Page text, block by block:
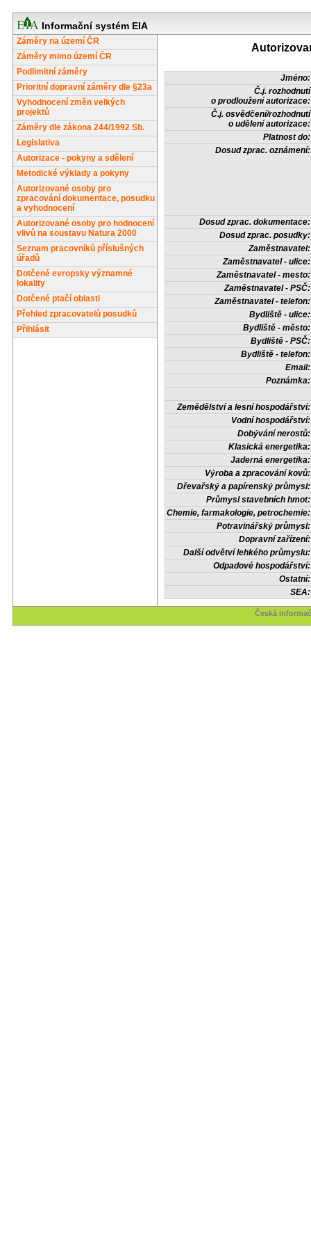
Informační systém EIA
Záměry na území ČR
Záměry mimo území ČR
Podlimitní záměry
Prioritní dopravní záměry dle §23a
Vyhodnocení změn velkých
projektů
Záměry dle zákona 244/1992 Sb.
Legislativa
Autorizace - pokyny a sdělení
Metodické výklady a pokyny
Autorizované osoby pro
zpracování dokumentace, posudku
a vyhodnocení
Autorizované osoby pro hodnocení
vlivů na soustavu Natura 2000
Seznam pracovníků příslušných
úřadů
Dotčené evropsky významné
lokality
Dotčené ptačí oblasti
Přehled zpracovatelů posudků
Přihlásit
Jméno:
Č.j. rozhodnutí
o prodloužení autorizace:
Č.j. osvědčení/rozhodnutí
o udělení autorizace:
Platnost do:
Dosud zprac. oznámení:
Dosud zprac. dokumentace:
Dosud zprac. posudky:
Zaměstnavatel:
Zaměstnavatel - ulice:
Zaměstnavatel - mesto:
Zaměstnavatel - PSČ:
Zaměstnavatel - telefon:
Bydliště - ulice:
Bydliště - město:
Bydliště - PSČ:
Bydliště - telefon:
Email:
Poznámka:
Zemědělství a lesní hospodářství:
Vodní hospodářství:
Dobývání nerostů:
Klasická energetika:
Jaderná energetika:
Výroba a zpracování kovů:
Dřevařský a papírenský průmysl:
Průmysl stavebních hmot:
Chemie, farmakologie, petrochemie:
Potravinářský průmysl:
Dopravní zařízení:
Další odvětví lehkého průmyslu:
Odpadové hospodářství:
Ostatní:
SEA:
Česká